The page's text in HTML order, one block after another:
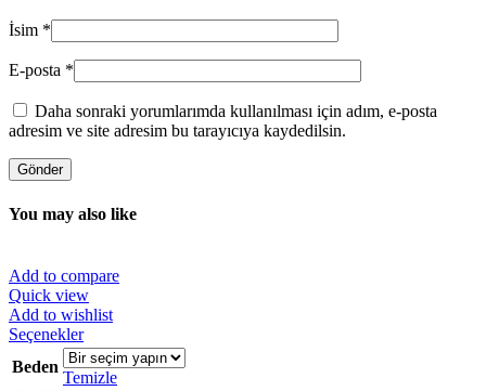
İsim *
E-posta *
Daha sonraki yorumlarımda kullanılması için adım, e-posta
adresim ve site adresim bu tarayıcıya kaydedilsin.
You may also like
Add to compare
Quick view
Add to wishlist
SeçeneklerBu
ürünün
birden
Beden
Temizle